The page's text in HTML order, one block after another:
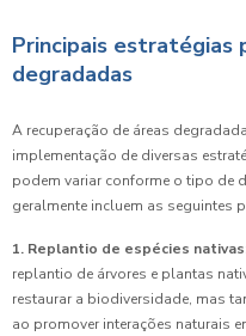
Principais estratégias
degradadas
A recuperação de áreas
implementação de diversas
podem variar conforme o tipo de
geralmente incluem as seguintes
1. Replantio de espécies
replantio de árvores e plantas
restaurar a biodiversidade, mas
ao promover interações naturais